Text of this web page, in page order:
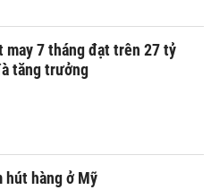
may 7 tháng đạt trên 27 tỷ
tăng trưởng
hút hàng ở Mỹ